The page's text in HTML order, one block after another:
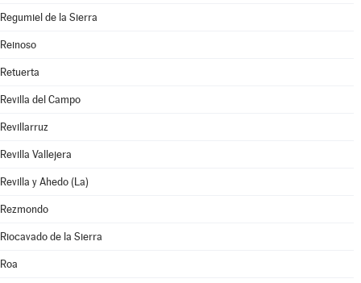
Regumiel de la Sierra
Reinoso
Retuerta
Revilla del Campo
Revillarruz
Revilla Vallejera
Revilla y Ahedo (La)
Rezmondo
Riocavado de la Sierra
Roa